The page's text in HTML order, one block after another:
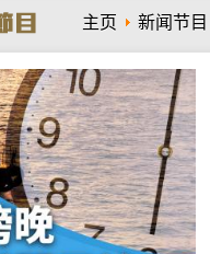
主页 新闻节目